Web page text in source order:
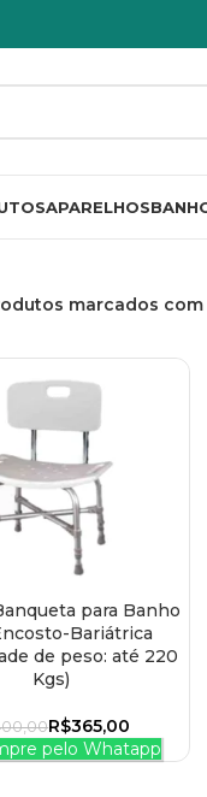
APARELHOS
marcados
AO CARRINHOpara Banho
Bariátrica
de peso: até 220
Kgs)
R$365,00
pelo Whatapp